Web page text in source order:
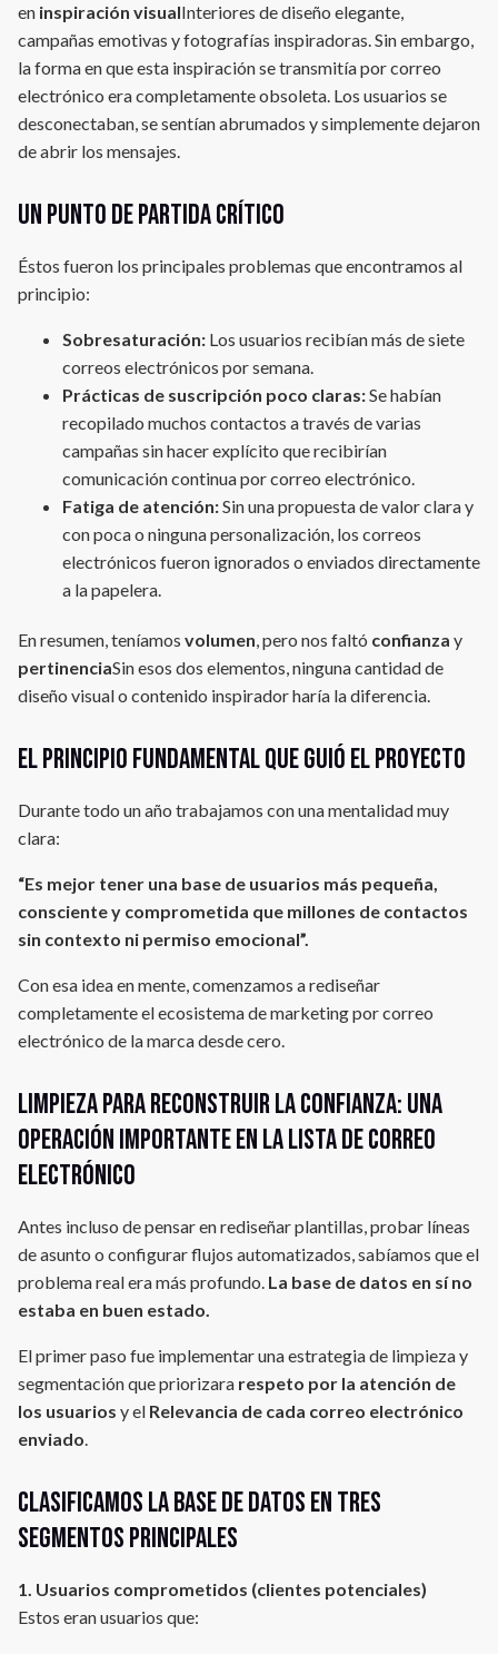
en inspiración visualInteriores de diseño elegante,
campañas emotivas y fotografías inspiradoras. Sin embargo,
la forma en que esta inspiración se transmitía por correo
electrónico era completamente obsoleta. Los usuarios se
desconectaban, se sentían abrumados y simplemente dejaron
de abrir los mensajes.
Un punto de partida crítico
Éstos fueron los principales problemas que encontramos al
principio:
Sobresaturación: Los usuarios recibían más de siete
correos electrónicos por semana.
Prácticas de suscripción poco claras:Se habían
recopilado muchos contactos a través de varias
campañas sin hacer explícito que recibirían
comunicación continua por correo electrónico.
Fatiga de atención:Sin una propuesta de valor clara y
con poca o ninguna personalización, los correos
electrónicos fueron ignorados o enviados directamente
a la papelera.
En resumen, teníamos volumen, pero nos faltó confianza y
pertinenciaSin esos dos elementos, ninguna cantidad de
diseño visual o contenido inspirador haría la diferencia.
El principio fundamental que guió el proyecto
Durante todo un año trabajamos con una mentalidad muy
clara:
“Es mejor tener una base de usuarios más pequeña,
consciente y comprometida que millones de contactos
sin contexto ni permiso emocional”.
Con esa idea en mente, comenzamos a rediseñar
completamente el ecosistema de marketing por correo
electrónico de la marca desde cero.
Limpieza para reconstruir la confianza: una
operación importante en la lista de correo
electrónico
Antes incluso de pensar en rediseñar plantillas, probar líneas
de asunto o configurar flujos automatizados, sabíamos que el
problema real era más profundo. La base de datos en sí no
estaba en buen estado.
El primer paso fue implementar una estrategia de limpieza y
segmentación que priorizara respeto por la atención de
los usuarios y el Relevancia de cada correo electrónico
enviado.
Clasificamos la base de datos en tres
segmentos principales
1. Usuarios comprometidos (clientes potenciales)
Estos eran usuarios que: